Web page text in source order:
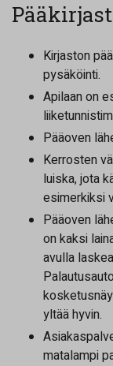
Kirjaston
pysäköinti.
Apilaan on
Pääoven
Kerrosten
luiska, jota
esimerkiksi
Pääoven
on kaksi
avulla
yltää hyvin.
matalampi